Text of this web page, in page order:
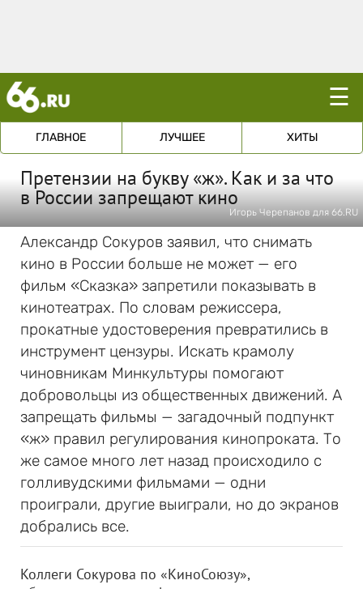
☰
ГЛАВНОЕ ЛУЧШЕЕ ХИТЫ
Претензии на букву «ж». Как и за что
в России запрещают кино
Игорь Черепанов для 66.RU
Александр Сокуров заявил, что снимать
кино в России больше не может — его
фильм «Сказка» запретили показывать в
кинотеатрах. По словам режиссера,
прокатные удостоверения превратились в
инструмент цензуры. Искать крамолу
чиновникам Минкультуры помогают
добровольцы из общественных движений. А
запрещать фильмы — загадочный подпункт
«ж» правил регулирования кинопроката. То
же самое много лет назад происходило с
голливудскими фильмами — одни
проиграли, другие выиграли, но до экранов
добрались все.
Коллеги Сокурова по «КиноСоюзу»,